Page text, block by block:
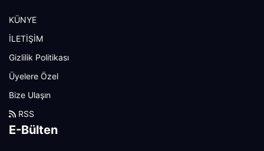
KÜNYE
İLETİŞİM
Gizlilik Politikası
Üyelere Özel
Bize Ulaşın
RSS
E-Bülten